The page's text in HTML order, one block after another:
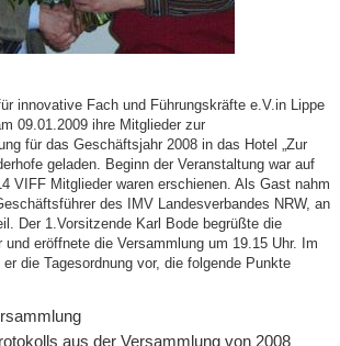
innovative Fach und Führungskräfte e.V.in Lippe
09.01.2009 ihre Mitglieder zur
für das Geschäftsjahr 2008 in das Hotel „Zur
geladen. Beginn der Veranstaltung war auf
VIFF Mitglieder waren erschienen. Als Gast nahm
des IMV Landesverbandes NRW, an
Der 1.Vorsitzende Karl Bode begrüßte die
und eröffnete die Versammlung um 19.15 Uhr. Im
die Tagesordnung vor, die folgende Punkte
aus der Versammlung von 2008